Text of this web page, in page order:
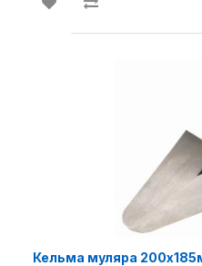
Кельма муляра